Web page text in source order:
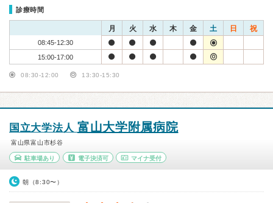
診療時間
月 火 水 木 金 土 日 祝
08:45-12:30
15:00-17:00
08:30-12:00 13:30-15:30
国立大学法人 富山大学附属病院
富山県富山市杉谷
駐車場あり 電子決済可 マイナ受付
朝（8:30〜）